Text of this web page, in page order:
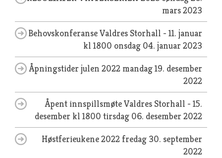
mars 2023
Behovskonferanse Valdres Storhall - 11. januar
kl 1800 onsdag 04. januar 2023
Åpningstider julen 2022 mandag 19. desember
2022
Åpent innspillsmøte Valdres Storhall - 15.
desember kl 1800 tirsdag 06. desember 2022
Høstferieukene 2022fredag 30. september
2022